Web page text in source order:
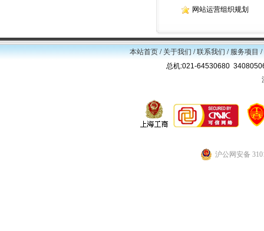
网站运营组织规划
本站首页/关于我们/联系我们/服务项目/
总机:021-64530680
沪公网安备